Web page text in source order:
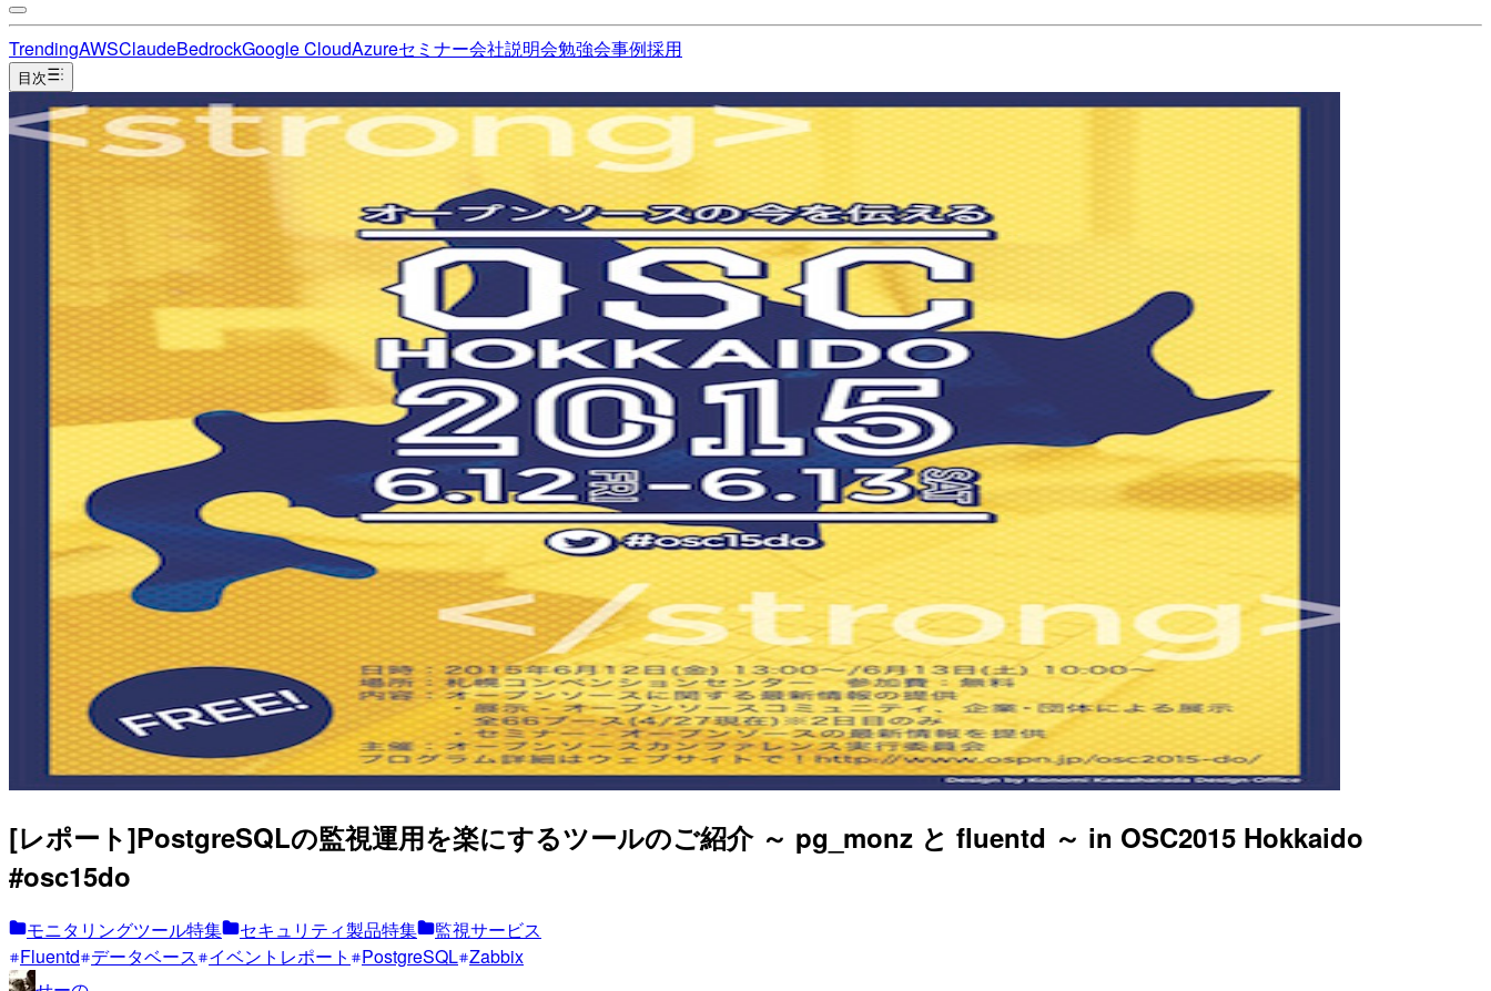
TrendingAWSClaudeBedrockGoogle CloudAzureセミナー会社説明会勉強会事例採用
目次
[レポート]PostgreSQLの監視運用を楽にするツールのご紹介 ～ pg_monz と fluentd ～ in OSC2015 Hokkaido
#osc15do
モニタリングツール特集 セキュリティ製品特集
監視サービス
Fluentd データベース イベントレポート PostgreSQL Zabbix